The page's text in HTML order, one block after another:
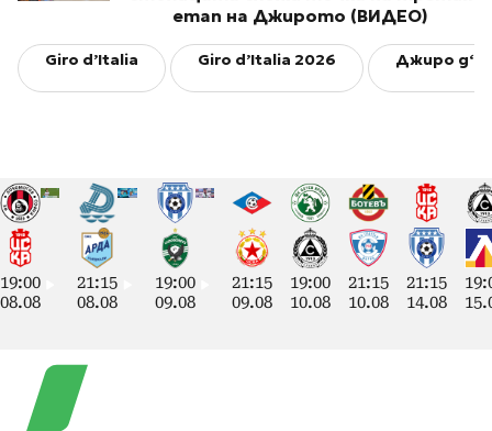
етап на Джирото (ВИДЕО)
Giro d’Italia Giro d’Italia 2026 Джиро
19:00
08.08
21:15
08.08
19:00
09.08
21:15
09.08
19:00
10.08
21:15
10.08
21:15
14.08